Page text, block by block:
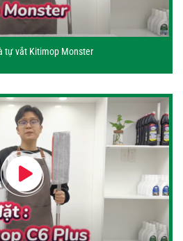
tự vắt Kitimop Monster